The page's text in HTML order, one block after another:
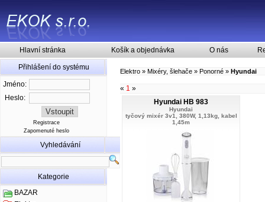
Hlavní stránka Košík a objednávka O nás
Přihlášení do systému
Jméno:
Heslo:
Registrace
Zapomenuté heslo
Vyhledávání
Kategorie
BAZAR
Elektro » Mixéry, šlehače » Ponorné » Hyundai
« 1 »
Hyundai HB 983
Hyundai
tyčový mixér 3v1, 380W, 1,13kg, kabel
1,45m